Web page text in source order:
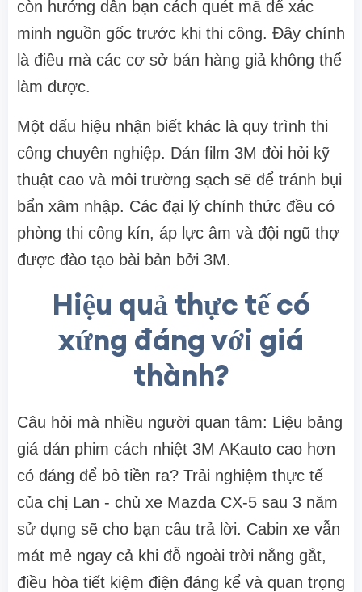
còn hướng dẫn bạn cách quét mã để xác
minh nguồn gốc trước khi thi công. Đây chính
là điều mà các cơ sở bán hàng giả không thể
làm được.
Một dấu hiệu nhận biết khác là quy trình thi
công chuyên nghiệp. Dán film 3M đòi hỏi kỹ
thuật cao và môi trường sạch sẽ để tránh bụi
bẩn xâm nhập. Các đại lý chính thức đều có
phòng thi công kín, áp lực âm và đội ngũ thợ
được đào tạo bài bản bởi 3M.
Hiệu quả thực tế có
xứng đáng với giá
thành?
Câu hỏi mà nhiều người quan tâm: Liệu bảng
giá dán phim cách nhiệt 3M AKauto cao hơn
có đáng để bỏ tiền ra? Trải nghiệm thực tế
của chị Lan - chủ xe Mazda CX-5 sau 3 năm
sử dụng sẽ cho bạn câu trả lời. Cabin xe vẫn
mát mẻ ngay cả khi đỗ ngoài trời nắng gắt,
điều hòa tiết kiệm điện đáng kể và quan trọng